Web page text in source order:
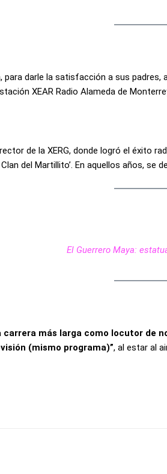
darle la satisfacción a sus
XEAR Radio Alameda de
de la XERG, donde logró el éxito
Clan del Martillito’. En aquellos años,
El Guerrero Maya:
carrera más larga como locutor de
(mismo programa)”, al estar al